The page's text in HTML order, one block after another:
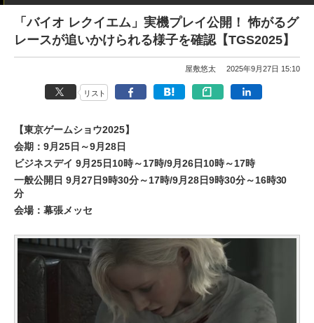
「バイオ レクイエム」実機プレイ公開！ 怖がるグ
レースが追いかけられる様子を確認【TGS2025】
屋敷悠太 2025年9月27日 15:10
リスト
【東京ゲームショウ2025】
会期：9月25日～9月28日
ビジネスデイ 9月25日10時～17時/9月26日10時～17時
一般公開日 9月27日9時30分～17時/9月28日9時30分～16時30
分
会場：幕張メッセ